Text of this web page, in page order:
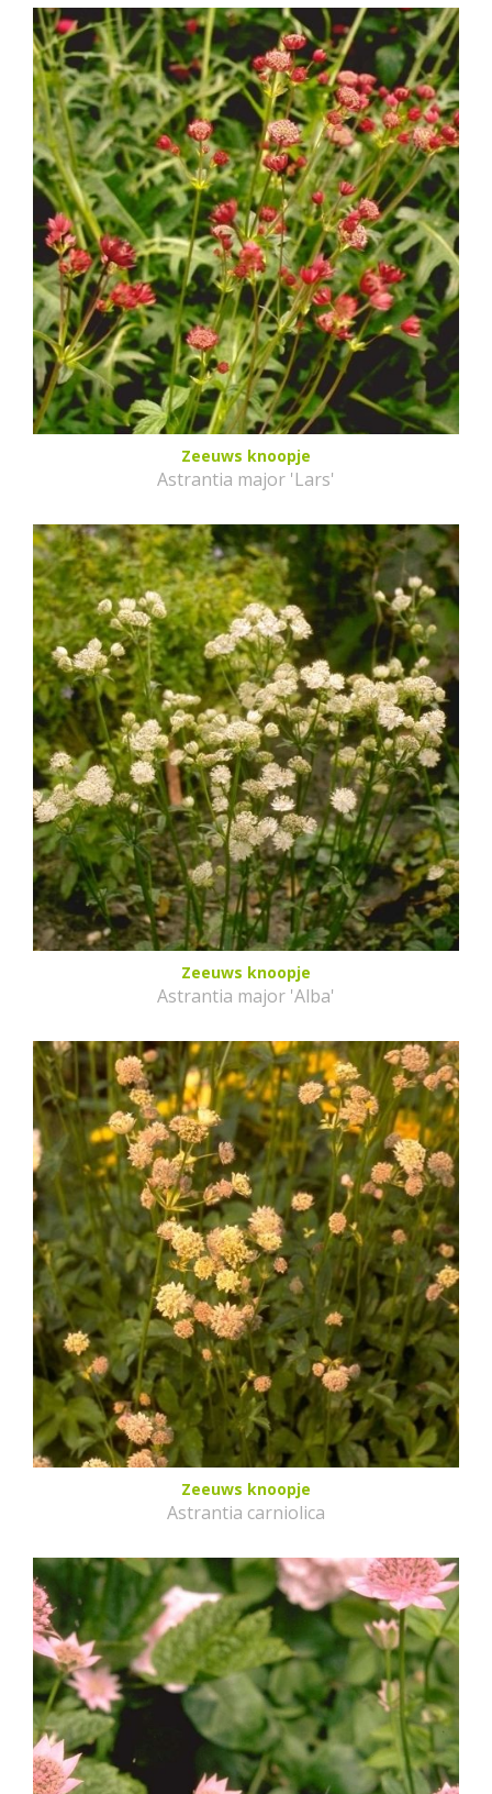
Zeeuws knoopje
Astrantia major 'Lars'
Zeeuws knoopje
Astrantia major 'Alba'
Zeeuws knoopje
Astrantia carniolica